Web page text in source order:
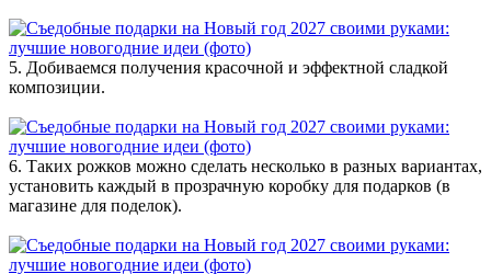
5. Добиваемся получения красочной и эффектной сладкой
композиции.
6. Таких рожков можно сделать несколько в разных вариантах,
установить каждый в прозрачную коробку для подарков (в
магазине для поделок).